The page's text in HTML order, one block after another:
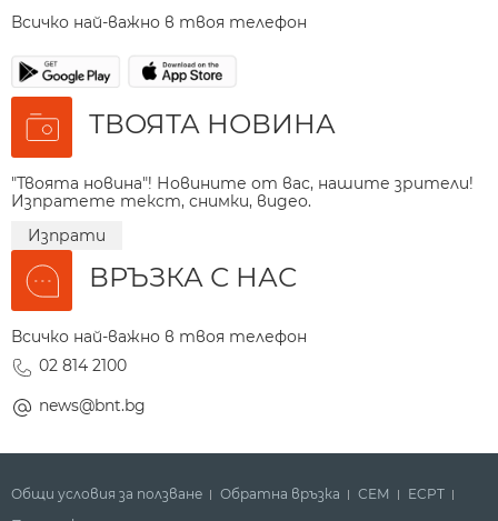
Всичко най-важно в твоя телефон
ТВОЯТА НОВИНА
"Твоята новина"! Новините от вас, нашите зрители!
Изпратете текст, снимки, видео.
Изпрати
ВРЪЗКА С НАС
Всичко най-важно в твоя телефон
02 814 2100
news@bnt.bg
Общи условия за ползване Обратна връзка СЕМ
ECPT